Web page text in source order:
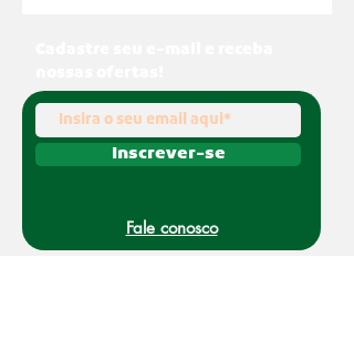
Inscrever-se
Fale conosco